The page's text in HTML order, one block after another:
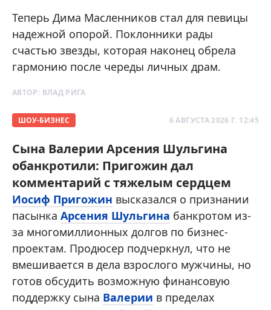
Теперь Дима Масленников стал для певицы
надежной опорой. Поклонники рады
счастью звезды, которая наконец обрела
гармонию после череды личных драм.
АВТОР: ВЛАД РИГА
ШОУ-БИЗНЕС 6 АВГУСТА 2026 Г. 12:45
Сына Валерии Арсения Шульгина
обанкротили: Пригожин дал
комментарий с тяжелым сердцем
Иосиф Пригожин высказался о признании
пасынка Арсения Шульгина банкротом из-
за многомиллионных долгов по бизнес-
проектам. Продюсер подчеркнул, что не
вмешивается в дела взрослого мужчины, но
готов обсудить возможную финансовую
поддержку сына Валерии в пределах